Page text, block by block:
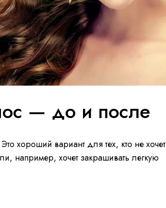
— до и после
хороший вариант для тех, кто не хочет
например, хочет закрашивать легкую